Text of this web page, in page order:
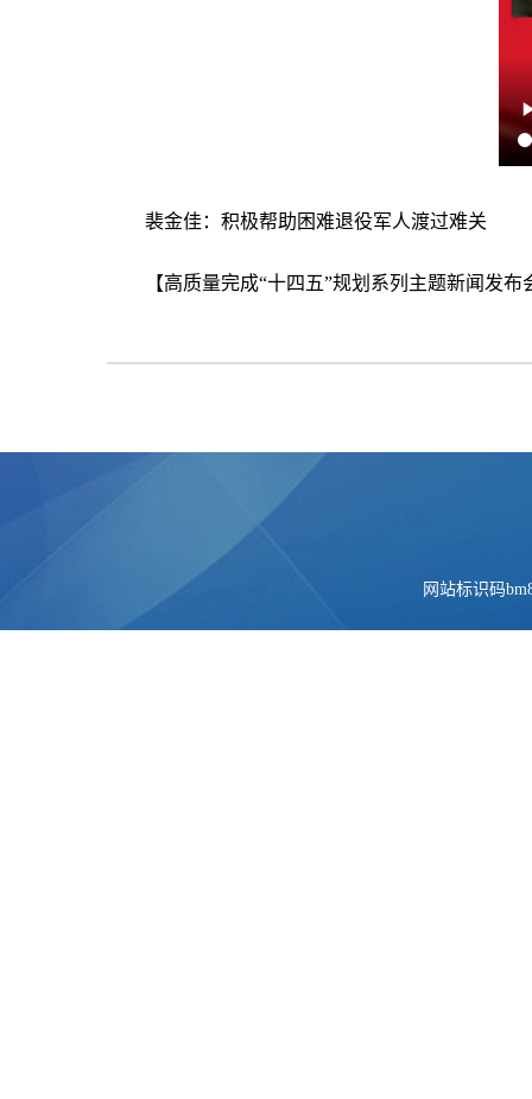
裴金佳：积极帮助困难退役军人渡过难关
【高质量完成“十四五”规划系列主题新闻发
网站标识码